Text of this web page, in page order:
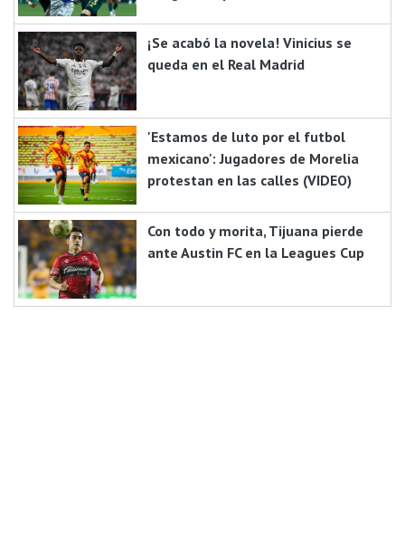
¡Se acabó la novela! Vinicius se
queda en el Real Madrid
'Estamos de luto por el futbol
mexicano': Jugadores de Morelia
protestan en las calles (VIDEO)
Con todo y morita, Tijuana pierde
ante Austin FC en la Leagues Cup